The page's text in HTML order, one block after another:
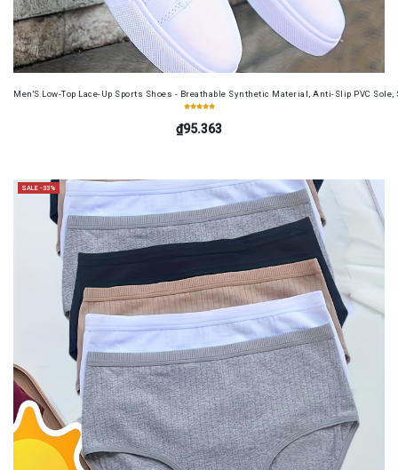
Men'S Low-Top Lace-Up Sports Shoes - Breathable Synthetic Material, Anti-Slip PVC
₫95.363
SALE -33%